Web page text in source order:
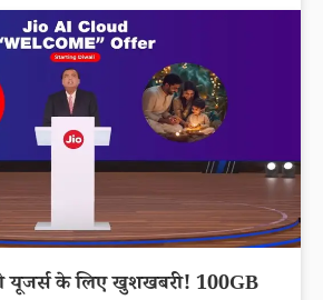
यूजर्स के लिए खुशखबरी! 100GB